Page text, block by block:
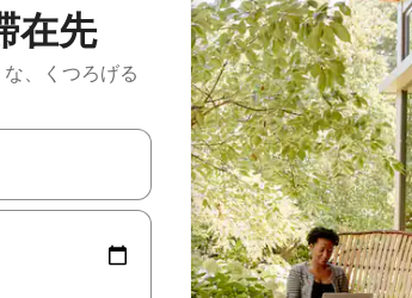
在先
、くつろげる
印キーを使って移動するか、画面をタッチまたはス